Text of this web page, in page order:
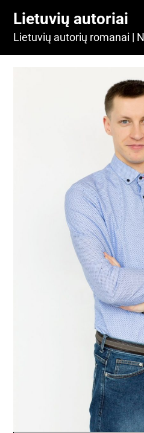
content
Lietuvių autoriai
Lietuvių autorių romanai |